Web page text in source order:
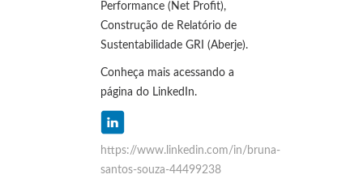
Performance (Net Profit),
Construção de Relatório de
Sustentabilidade GRI (Aberje).
Conheça mais acessando a
página do LinkedIn.
https://www.linkedin.com/in/bruna-
santos-souza-44499238